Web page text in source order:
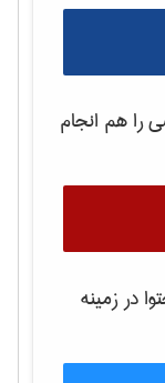
را هم انجام
در زمینه